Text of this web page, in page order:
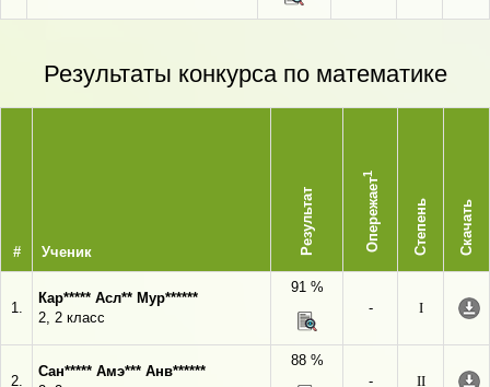
Результаты конкурса по математике
# Ученик Результат Опережает
1
Степень Скачать
1.
Кар***** Асл** Мур******
2, 2 класс
91 %
-
I
2.
Сан***** Амэ*** Анв******
88 %
-
II